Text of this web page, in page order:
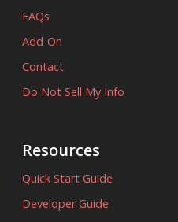
FAQs
Add-On
Contact
Do Not Sell My Info
Resources
Quick Start Guide
Developer Guide